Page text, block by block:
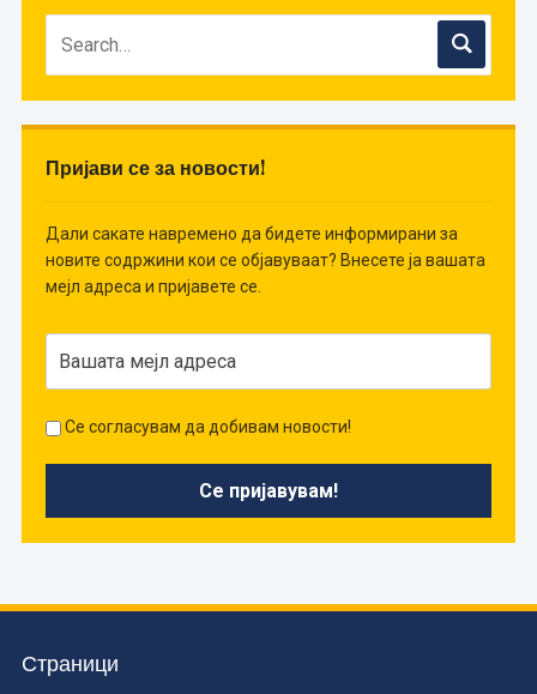
Пријави се за новости!
Дали сакате навремено да бидете информирани за
новите содржини кои се објавуваат? Внесете ја вашата
мејл адреса и пријавете се.
Се согласувам да добивам новости!
Страници